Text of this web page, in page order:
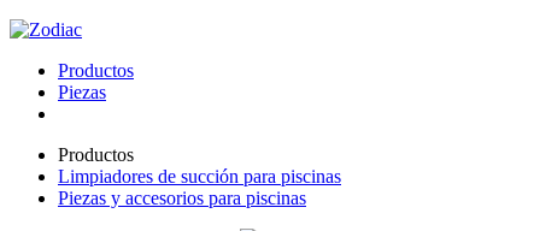
Productos
Piezas
Productos
Limpiadores de succión para piscinas
Piezas y accesorios para piscinas